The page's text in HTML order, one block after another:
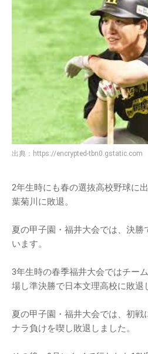
出典： https://encrypted-tbn0.gstatic.com
2年生時にも春の選抜高校野球に
葉菊川に敗退。
夏の甲子園・福井大会では、決勝
います。
3年生時の春季福井大会ではチー
場し準決勝で日本文理高校に敗退
夏の甲子園・福井大会では、初戦
ナラ負けを喫し敗退しました。